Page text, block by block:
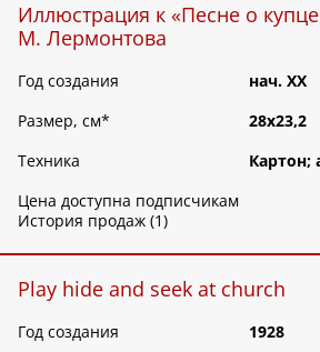
Иллюстрация к «Песне о
М. Лермонтова
Год создания
нач. ХХ
Размер, см*
28х23,2
Техника
Картон;
Цена доступна подписчикам
История продаж (1)
Play hide and seek at church
Год создания
1928